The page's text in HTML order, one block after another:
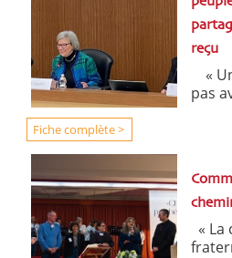
reçu
«
pas
Fiche complète >
«